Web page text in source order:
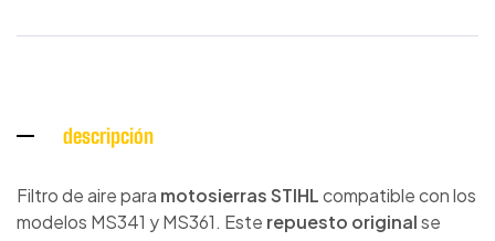
descripción
Filtro de aire para motosierras STIHLcompatible con los
modelos MS341 y MS361. Este repuesto originalse